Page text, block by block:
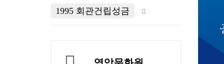
1995 회관건립성금